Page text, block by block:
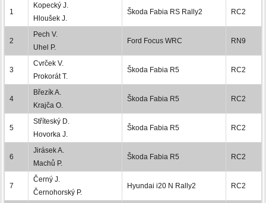
1
Kopecký J.
Hloušek J.
Škoda Fabia RS Rally2 RC2
2
Pech V.
Uhel P.
Ford Focus WRC RN9
3
Cvrček V.
Prokorát T.
Škoda Fabia R5 RC2
4
Březík A.
Krajča O.
Škoda Fabia R5 RC2
5
Stříteský D.
Hovorka J.
Škoda Fabia R5 RC2
6
Jirásek A.
Machů P.
Škoda Fabia R5 RC2
7
Černý J.
Černohorský P.
Hyundai i20 N Rally2 RC2